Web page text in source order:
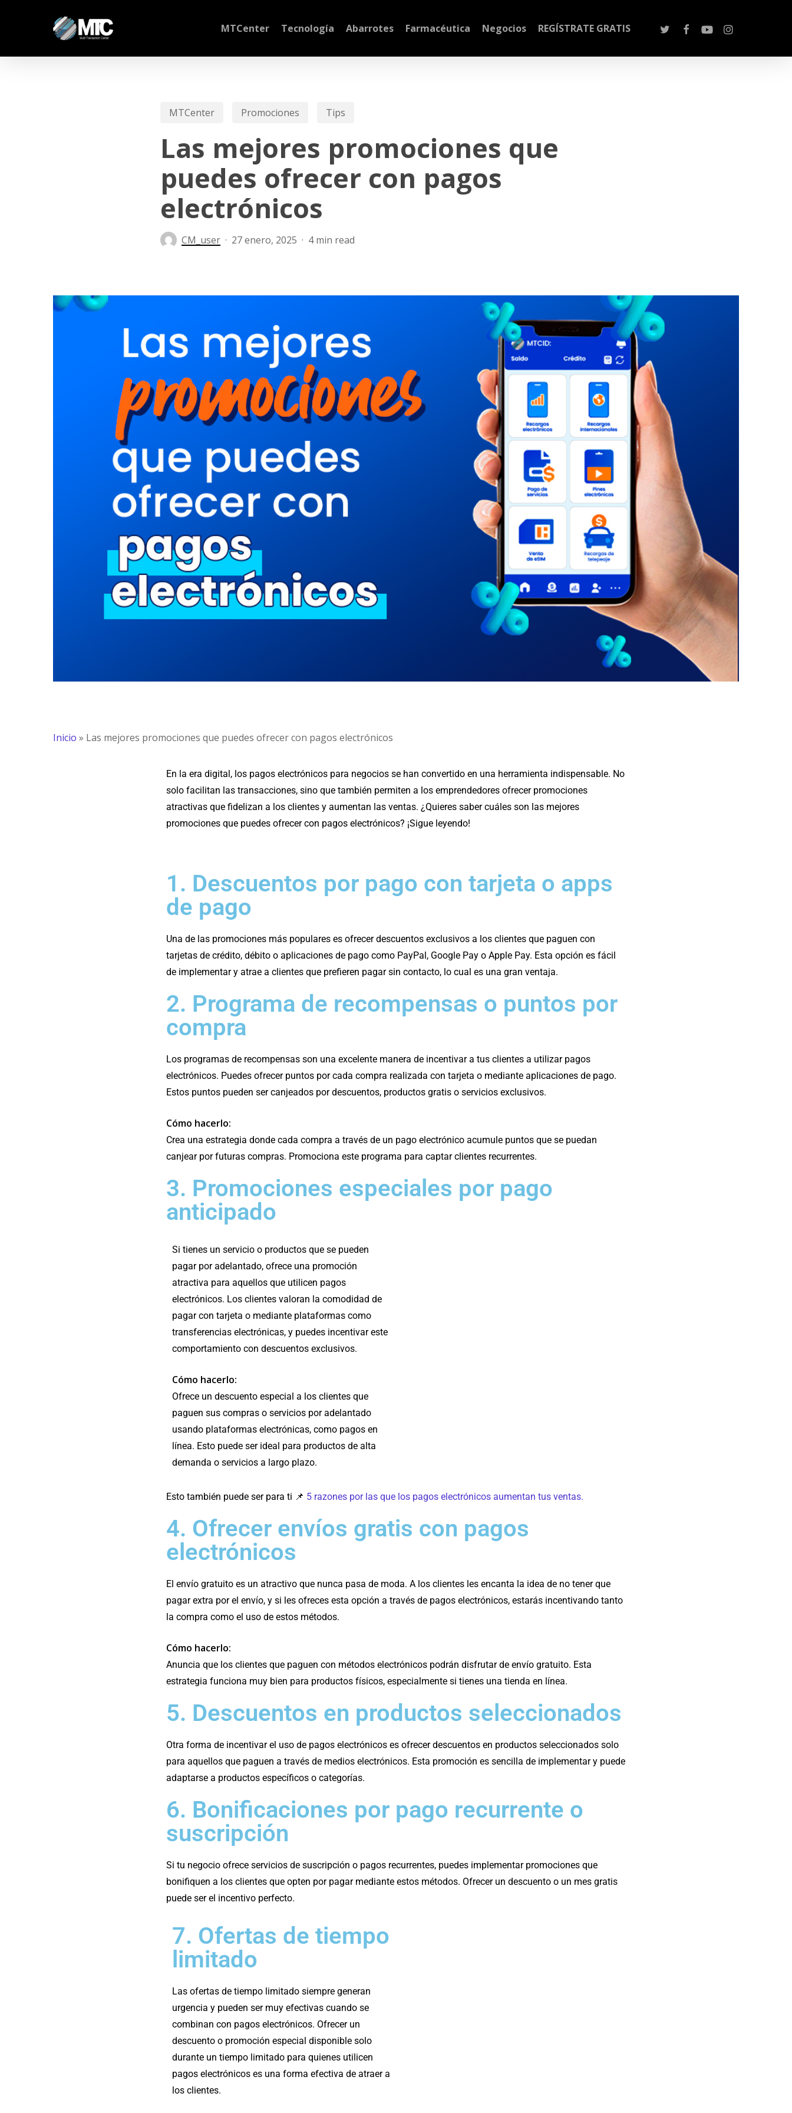
content
MTCenter Tecnología Abarrotes Farmacéutica Negocios REGÍSTRATE GRATIS
MTCenter Promociones Tips
Las mejores promociones que
puedes ofrecer con pagos
electrónicos
CM_user 27 enero, 2025 4 min read
Inicio » Las mejores promociones que puedes ofrecer con pagos electrónicos
En la era digital, los pagos electrónicos para negocios se han convertido en una herramienta indispensable. No
solo facilitan las transacciones, sino que también permiten a los emprendedores ofrecer promociones
atractivas que fidelizan a los clientes y aumentan las ventas. ¿Quieres saber cuáles son las mejores
promociones que puedes ofrecer con pagos electrónicos? ¡Sigue leyendo!
1. Descuentos por pago con tarjeta o apps
de pago
Una de las promociones más populares es ofrecer descuentos exclusivos a los clientes que paguen con
tarjetas de crédito, débito o aplicaciones de pago como PayPal, Google Pay o Apple Pay. Esta opción es fácil
de implementar y atrae a clientes que prefieren pagar sin contacto, lo cual es una gran ventaja.
2. Programa de recompensas o puntos por
compra
Los programas de recompensas son una excelente manera de incentivar a tus clientes a utilizar pagos
electrónicos. Puedes ofrecer puntos por cada compra realizada con tarjeta o mediante aplicaciones de pago.
Estos puntos pueden ser canjeados por descuentos, productos gratis o servicios exclusivos.
Cómo hacerlo:
Crea una estrategia donde cada compra a través de un pago electrónico acumule puntos que se puedan
canjear por futuras compras. Promociona este programa para captar clientes recurrentes.
3. Promociones especiales por pago
anticipado
Si tienes un servicio o productos que se pueden
pagar por adelantado, ofrece una promoción
atractiva para aquellos que utilicen pagos
electrónicos. Los clientes valoran la comodidad de
pagar con tarjeta o mediante plataformas como
transferencias electrónicas, y puedes incentivar este
comportamiento con descuentos exclusivos.
Cómo hacerlo:
Ofrece un descuento especial a los clientes que
paguen sus compras o servicios por adelantado
usando plataformas electrónicas, como pagos en
línea. Esto puede ser ideal para productos de alta
demanda o servicios a largo plazo.
Esto también puede ser para ti 📌 5 razones por las que los pagos electrónicos aumentan tus ventas.
4. Ofrecer envíos gratis con pagos
electrónicos
El envío gratuito es un atractivo que nunca pasa de moda. A los clientes les encanta la idea de no tener que
pagar extra por el envío, y si les ofreces esta opción a través de pagos electrónicos, estarás incentivando tanto
la compra como el uso de estos métodos.
Cómo hacerlo:
Anuncia que los clientes que paguen con métodos electrónicos podrán disfrutar de envío gratuito. Esta
estrategia funciona muy bien para productos físicos, especialmente si tienes una tienda en línea.
5. Descuentos en productos seleccionados
Otra forma de incentivar el uso de pagos electrónicos es ofrecer descuentos en productos seleccionados solo
para aquellos que paguen a través de medios electrónicos. Esta promoción es sencilla de implementar y puede
adaptarse a productos específicos o categorías.
6. Bonificaciones por pago recurrente o
suscripción
Si tu negocio ofrece servicios de suscripción o pagos recurrentes, puedes implementar promociones que
bonifiquen a los clientes que opten por pagar mediante estos métodos. Ofrecer un descuento o un mes gratis
puede ser el incentivo perfecto.
7. Ofertas de tiempo
limitado
Las ofertas de tiempo limitado siempre generan
urgencia y pueden ser muy efectivas cuando se
combinan con pagos electrónicos. Ofrecer un
descuento o promoción especial disponible solo
durante un tiempo limitado para quienes utilicen
pagos electrónicos es una forma efectiva de atraer a
los clientes.